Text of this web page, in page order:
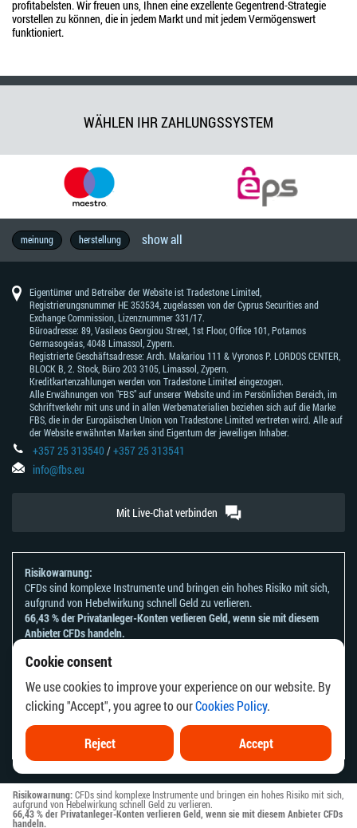
Cookie consent
We use cookies to improve your experience on our website. By
clicking "Accept", you agree to ourCookies Policy.
Reject Accept
Risikowarnung:CFDs sind komplexe Instrumente und bringen ein hohes Risiko mit sich,
aufgrund von Hebelwirkung schnell Geld zu verlieren.
66,43 % der Privatanleger-Konten verlieren Geld, wenn sie mit diesem Anbieter CFDs
handeln.
profitabelsten. Wir freuen uns, Ihnen eine exzellente Gegentrend-Strategie
vorstellen zu können, die in jedem Markt und mit jedem Vermögenswert
funktioniert.
WÄHLEN IHR ZAHLUNGSSYSTEM
meinung herstellung
zentralbank
des
inselstaates
geopolitik
forexfactory
handelsvokabular
federal
reserve
rohstoffe
brexit
thb
wirtschaft
wall
street
copytrade
metal
7-
tage-
marktprognose
brl
erfolgsgeschichte
fbs
ib
programm
forex
exchange
handelsstrategie
wirtschaftskalender
chf
-
schweizer
aud
-
australischer
interview
europa
news
öl
metatrader
wahlen
zentralbanksitzung
gold
forexbildung
rba
-
reserve
of
australia
bank
of
japan
lifestyle
australien
brent
mxn
forex
indicators
mt4
marktprognose
inflation
industrie
u.s.
berühmte
händler
eur
handelskriegen
china
einzelhändler
zar
-
south
rand
nzd
-
neuseeländischer
fundamentale
analyse
jpy
-
japanischer
idr
bank
von
england
technische
analyse
handel
mit
nachrichten
jeder
händler
sollte
spaß
dow
jones
industrial
cad
-
kanadischer
wti
-
west
intermediate
wirtschaftsdaten
trendhandel
südafrika
wachstum
asien
dax30
bildung
brazilien
ecb
bip
jetzt
versuchen
pbc
-
people's
of
china
boc
-
bank
canada
forex-
signale
zinsen
gewinn
taiwan
erfolg
trump
nfp
motivation
aktienmarkt
handelsfähigkeiten
kurse
deutschland
devisenhandel
anfänger
währungen
cnh show all
Eigentümer und Betreiber der Website ist Tradestone Limited,
Registrierungsnummer HE 353534, zugelassen von der Cyprus Securities and
Exchange Commission, Lizenznummer 331/17.
Büroadresse: 89, Vasileos Georgiou Street, 1st Floor, Office 101, Potamos
Germasogeias, 4048 Limassol, Zypern.
Registrierte Geschäftsadresse: Arch. Makariou 111 & Vyronos Р. LORDOS CENTER,
BLOCK В, 2. Stock, Büro 203 3105, Limassol, Zypern.
Kreditkartenzahlungen werden von Tradestone Limited eingezogen.
Alle Erwähnungen von "FBS" auf unserer Website und im Persönlichen Bereich, im
Schriftverkehr mit uns und in allen Werbematerialien beziehen sich auf die Marke
FBS, die in der Europäischen Union von Tradestone Limited vertreten wird. Alle auf
der Website erwähnten Marken sind Eigentum der jeweiligen Inhaber.
+357 25 313540/+357 25 313541
info@fbs.eu
Mit Live-Chat verbinden
Risikowarnung:
CFDs sind komplexe Instrumente und bringen ein hohes Risiko mit sich,
aufgrund von Hebelwirkung schnell Geld zu verlieren.
66,43 % der Privatanleger-Konten verlieren Geld, wenn sie mit diesem
Anbieter CFDs handeln.
ob Sie es sich leisten können, zu riskieren, Ihr Geld zu verlieren.
Bitte beachten Sie unsere
Risikoanerkennungen und Offenlegungen
Die Informationen auf dieser Website sind nicht für Personen bestimmt,
die in einem Land oder einer Rechtsordnung ansässig sind, in dem die
Verbreitung oder Nutzung dieser Informationen gegen die örtlichen
Gesetze oder Vorschriften verstoßen würde.